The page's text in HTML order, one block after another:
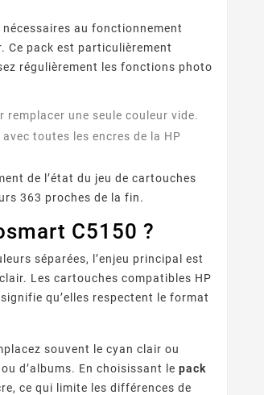
nécessaires au fonctionnement
Ce pack est particulièrement
régulièrement les fonctions photo
une seule couleur vide.
toutes les encres de la HP
de l’état du jeu de cartouches
363 proches de la fin.
C5150 ?
séparées, l’enjeu principal est
Les cartouches compatibles HP
qu’elles respectent le format
souvent le cyan clair ou
d’albums. En choisissant lepack
ce qui limite les différences de